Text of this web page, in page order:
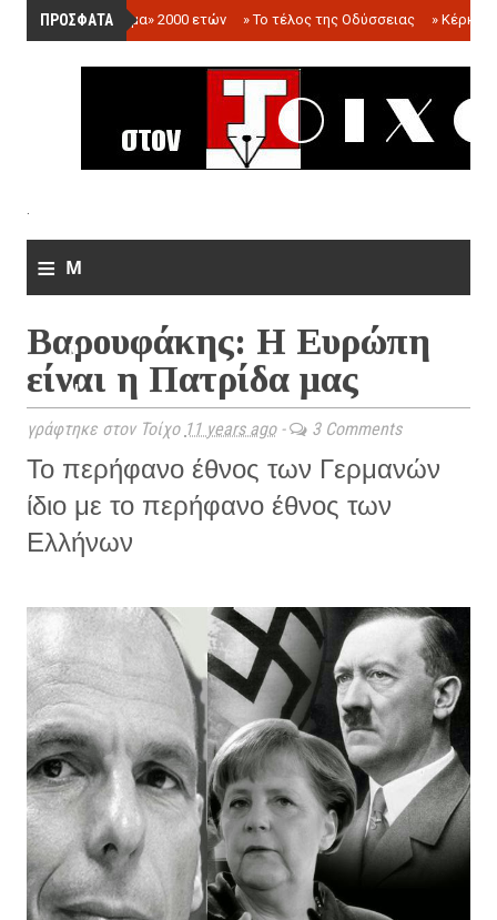
ΠΡΟΣΦΑΤΑ
»«Ολόγραμμα» 2000 ετών »Το τέλος της Οδύσσειας »
.
≡ M
n
u
Βαρουφάκης: Η Ευρώπη
είναι η Πατρίδα μας
γράφτηκε στον Τοίχο 11 years ago- 3 Comments
Το περήφανο έθνος των Γερμανών
ίδιο με το περήφανο έθνος των
Ελλήνων